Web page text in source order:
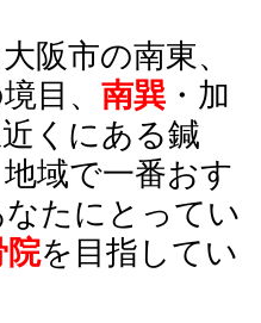
大阪市の南東、
目、 南巽 ・加
くにある鍼
域で一番おす
たにとってい
院を目指してい